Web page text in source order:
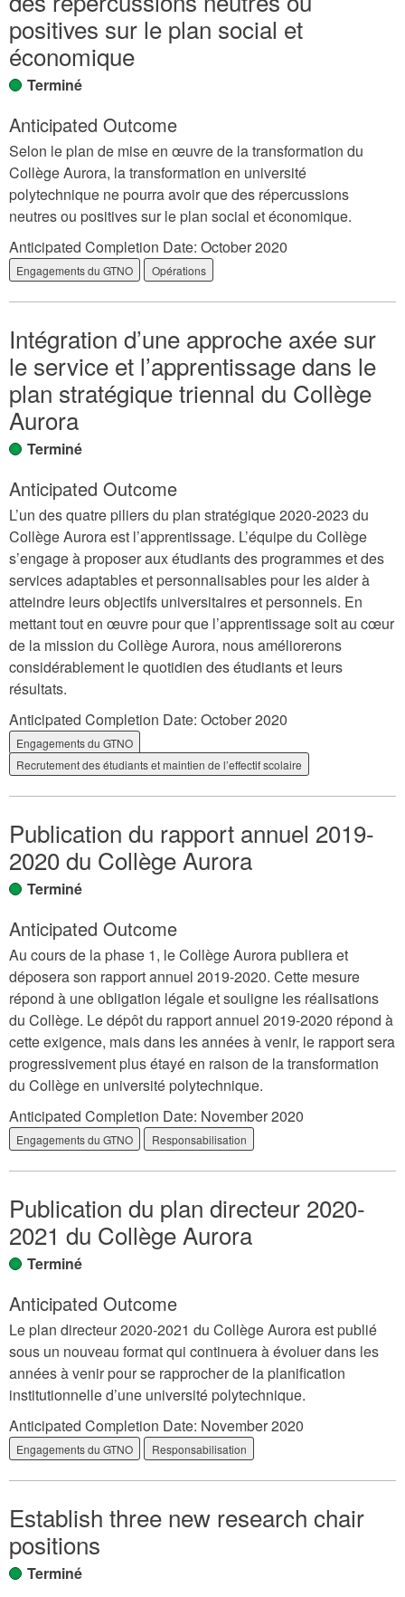
positives sur le plan social et
économique
Terminé
Anticipated Outcome
Selon le plan de mise en œuvre de la transformation du
Collège Aurora, la transformation en université
polytechnique ne pourra avoir que des répercussions
neutres ou positives sur le plan social et économique.
Anticipated Completion Date: October 2020
Engagements du GTNO Opérations
Intégration d’une approche axée sur
le service et l’apprentissage dans le
plan stratégique triennal du Collège
Aurora
Terminé
Anticipated Outcome
L’un des quatre piliers du plan stratégique 2020-2023 du
Collège Aurora est l’apprentissage. L’équipe du Collège
s’engage à proposer aux étudiants des programmes et des
services adaptables et personnalisables pour les aider à
atteindre leurs objectifs universitaires et personnels. En
mettant tout en œuvre pour que l’apprentissage soit au cœur
de la mission du Collège Aurora, nous améliorerons
considérablement le quotidien des étudiants et leurs
résultats.
Anticipated Completion Date: October 2020
Engagements du GTNO
Recrutement des étudiants et maintien de l’effectif scolaire
Publication du rapport annuel 2019-
2020 du Collège Aurora
Terminé
Anticipated Outcome
Au cours de la phase 1, le Collège Aurora publiera et
déposera son rapport annuel 2019-2020. Cette mesure
répond à une obligation légale et souligne les réalisations
du Collège. Le dépôt du rapport annuel 2019-2020 répond à
cette exigence, mais dans les années à venir, le rapport sera
progressivement plus étayé en raison de la transformation
du Collège en université polytechnique.
Anticipated Completion Date: November 2020
Engagements du GTNO Responsabilisation
Publication du plan directeur 2020-
2021 du Collège Aurora
Terminé
Anticipated Outcome
Le plan directeur 2020-2021 du Collège Aurora est publié
sous un nouveau format qui continuera à évoluer dans les
années à venir pour se rapprocher de la planification
institutionnelle d’une université polytechnique.
Anticipated Completion Date: November 2020
Engagements du GTNO Responsabilisation
Establish three new research chair
positions
Terminé